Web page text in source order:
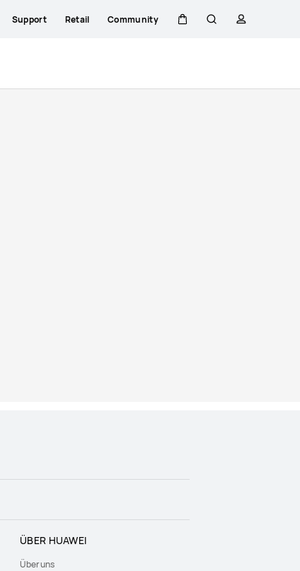
Support Retail Community
ÜBER HUAWEI
Über uns